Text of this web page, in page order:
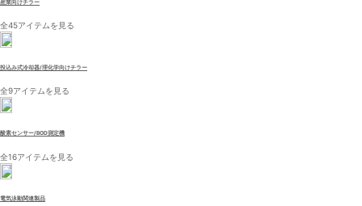
産業向けチラー
全45アイテムを見る
投込み式冷却器/理化学向けチラー
全9アイテムを見る
酸素センサー/BOD測定機
全16アイテムを見る
電気泳動関連製品